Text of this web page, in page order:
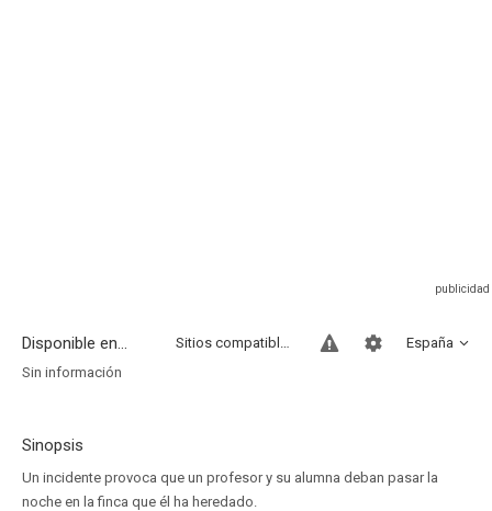
Disponible en... España
Sitios compatibles
Sin información
Sinopsis
Un incidente provoca que un profesor y su alumna deban pasar la
noche en la finca que él ha heredado.